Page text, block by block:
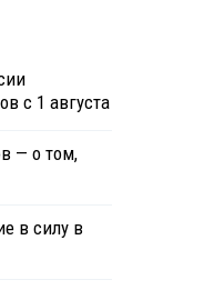
с 1 августа
— о том,
в силу в